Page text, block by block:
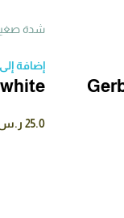
شدة
إضافة
25.0